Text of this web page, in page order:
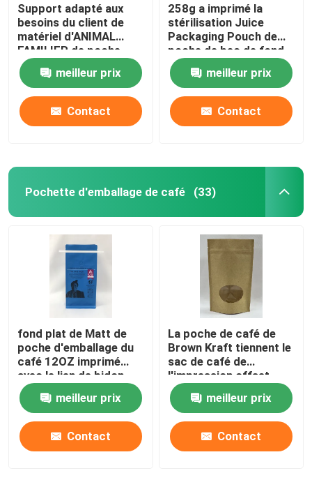
Support adapté aux
besoins du client de
matériel d'ANIMAL
FAMILIER de poche
d'emballage de bec
vers le haut de sac de
bec
meilleur prix
Contact
258g a imprimé la
stérilisation Juice
Packaging Pouch de
poche de bec de fond
plat de cornue
meilleur prix
Contact
Pochette d'emballage de café (33)
fond plat de Matt de
poche d'emballage du
café 12OZ imprimé
avec le lien de bidon
meilleur prix
Contact
La poche de café de
Brown Kraft tiennent le
sac de café de
l'impression offset
250g
meilleur prix
Contact